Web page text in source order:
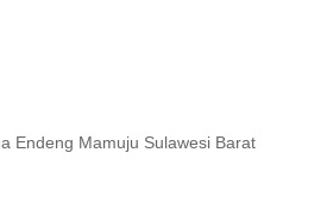
Endeng Mamuju Sulawesi Barat